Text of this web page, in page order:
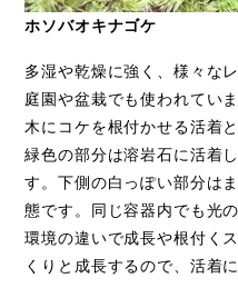
ホソバオキナゴケ
多湿や乾燥に強く、様々な
庭園や盆栽でも使われてい
木にコケを根付かせる活着
緑色の部分は溶岩石に活着
す。下側の白っぽい部分は
態です。同じ容器内でも光
環境の違いで成長や根付く
くりと成長するので、活着